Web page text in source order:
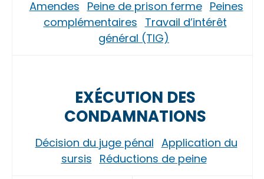
Amendes Peine de prison ferme Peines
complémentaires Travail d’intérêt
général (TIG)
EXÉCUTION DES
CONDAMNATIONS
Décision du juge pénal Application du
sursis Réductions de peine